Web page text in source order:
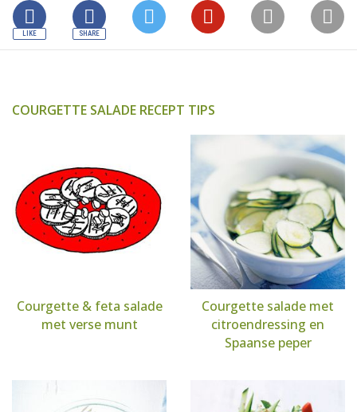
COURGETTE SALADE RECEPT TIPS
Courgette & feta salade
met verse munt
Courgette salade met
citroendressing en
Spaanse peper